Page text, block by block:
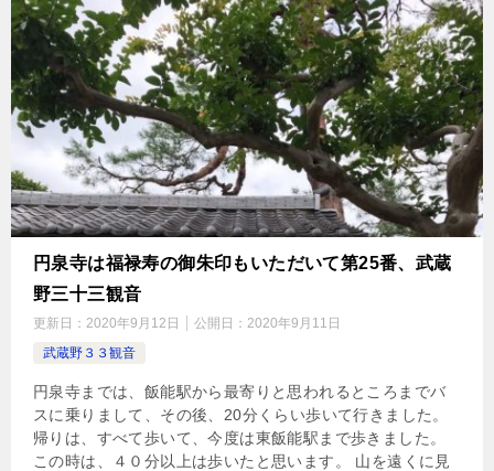
円泉寺は福禄寿の御朱印もいただいて第25番、武蔵
野三十三観音
更新日： 2020年9月12日 公開日： 2020年9月11日
武蔵野３３観音
円泉寺までは、飯能駅から最寄りと思われるところまでバ
スに乗りまして、その後、20分くらい歩いて行きました。
帰りは、すべて歩いて、今度は東飯能駅まで歩きました。
この時は、４０分以上は歩いたと思います。 山を遠くに見